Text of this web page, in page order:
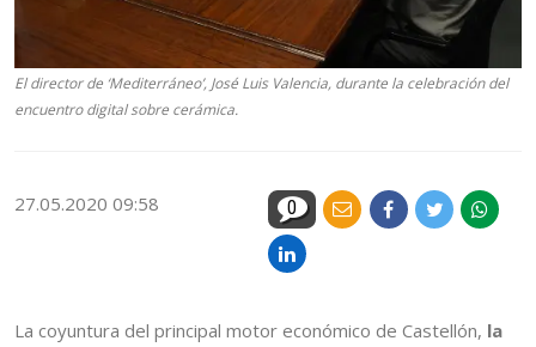
El director de ‘Mediterráneo’, José Luis Valencia, durante la celebración del
encuentro digital sobre cerámica.
27.05.2020 09:58 0
La coyuntura del principal motor económico de Castellón, la